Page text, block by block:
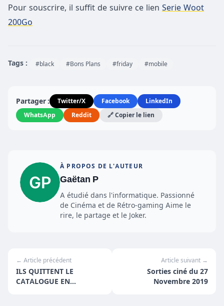
Pour souscrire, il suffit de suivre ce lien Serie Woot
200Go
Tags : #black #Bons Plans #friday #mobile
Partager : Twitter/X Facebook
LinkedIn
WhatsApp
Reddit 🔗 Copier le lien
À PROPOS DE L'AUTEUR
Gaëtan P
A étudié dans l'informatique. Passionné
de Cinéma et de Rétro-gaming Aime le
rire, le partage et le Joker.
← Article précédent
ILS QUITTENT LE
CATALOGUE EN
Article suivant →
Sorties ciné du 27
Novembre 2019